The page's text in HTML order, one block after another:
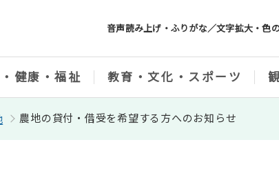
音声読み上げ・ふりがな／文字拡大・色
健康・福祉 教育・文化・スポーツ
農地の貸付・借受を希望する方へのお知らせ